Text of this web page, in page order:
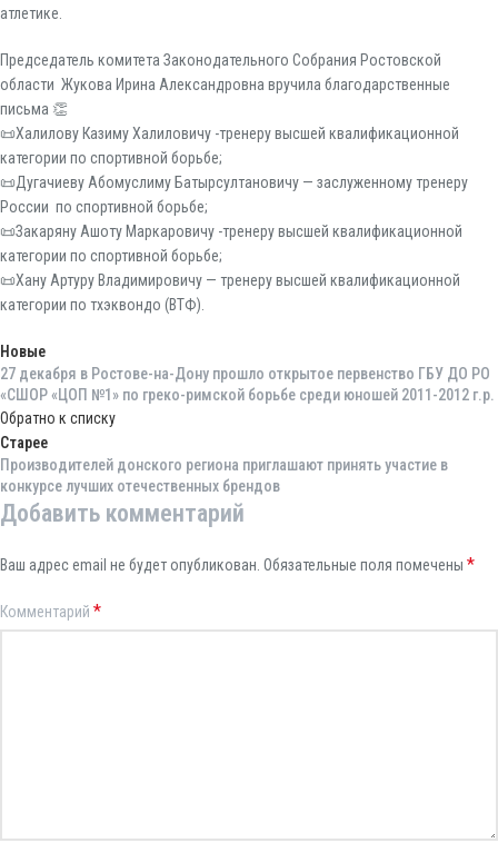
атлетике.
Председатель комитета Законодательного Собрания Ростовской
области Жукова Ирина Александровна вручила благодарственные
письма 👏
📜Халилову Казиму Халиловичу -тренеру высшей квалификационной
категории по спортивной борьбе;
📜Дугачиеву Абомуслиму Батырсултановичу — заслуженному тренеру
России по спортивной борьбе;
📜Закаряну Ашоту Маркаровичу -тренеру высшей квалификационной
категории по спортивной борьбе;
📜Хану Артуру Владимировичу — тренеру высшей квалификационной
категории по тхэквондо (ВТФ).
Новые
27 декабря в Ростове-на-Дону прошло открытое первенство ГБУ ДО РО
«СШОР «ЦОП №1» по греко-римской борьбе среди юношей 2011-2012 г.р.
Обратно к списку
Старее
Производителей донского региона приглашают принять участие в
конкурсе лучших отечественных брендов
Добавить комментарий
Ваш адрес email не будет опубликован. Обязательные поля помечены *
Комментарий *